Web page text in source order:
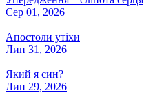
Сер 01, 2026
Апостоли утіхи
Лип 31, 2026
Який я син?
Лип 29, 2026